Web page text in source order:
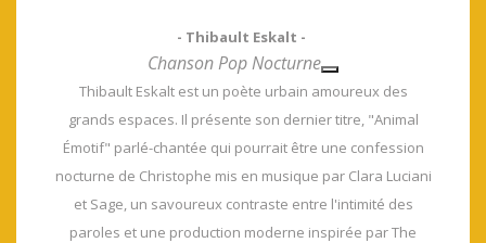
- Thibault Eskalt -
Chanson Pop Nocturne
Thibault Eskalt est un poète urbain amoureux des
grands espaces. Il présente son dernier titre, "Animal
Émotif" parlé-chantée qui pourrait être une confession
nocturne de Christophe mis en musique par Clara Luciani
et Sage, un savoureux contraste entre l'intimité des
paroles et une production moderne inspirée par The